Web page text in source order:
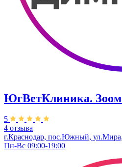
ЮгВетКлиника.
5
4 отзыва
г.Краснодар, пос.Южный,
Пн-Вс 09:00-19:00